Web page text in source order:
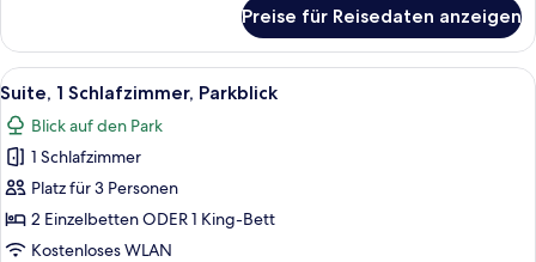
Zimmer
(Panoramic
View)
Preise für Reisedaten anzeigen
Alle
Fotos
für
Suite,
1
Schlafzimmer,
Parkblick
Ein modernes Hotelzimmer mit Bett,
17
Suite, 1 Schlafzimmer, Parkblick
Blick auf den Park
1 Schlafzimmer
Platz für 3 Personen
2 Einzelbetten ODER 1 King-Bett
Kostenloses WLAN